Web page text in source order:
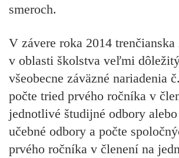
smeroch.
V závere roka 2014
v oblasti školstva veľmi
všeobecne záväzné nariadenia
počte tried prvého ročníka v
jednotlivé študijné odbory
učebné odbory a počte
prvého ročníka v členení na